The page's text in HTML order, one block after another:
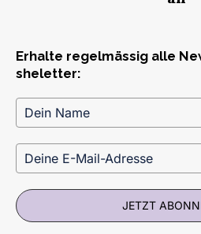
Erhalte regelmässig alle
sheletter:
JETZT